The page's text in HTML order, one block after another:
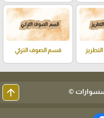
قسم الصوف التركي
©
arrow_upward